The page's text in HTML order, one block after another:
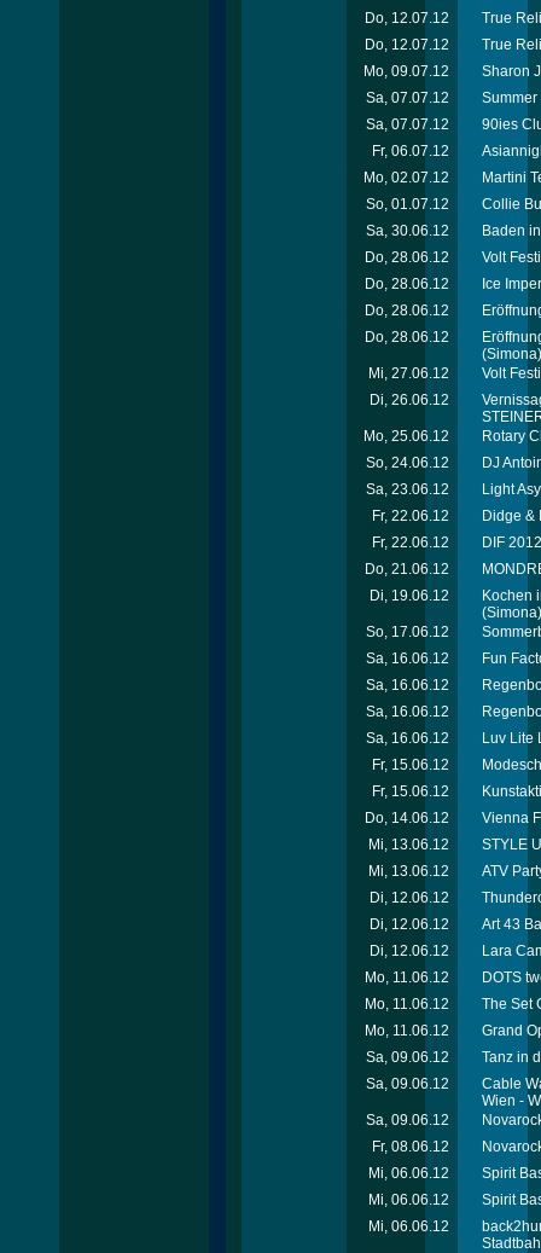
Do, 12.07.12
True
Do, 12.07.12
True
Mo, 09.07.12
Sharon
Sa, 07.07.12
Sa, 07.07.12
90ies
Fr, 06.07.12
Mo, 02.07.12
Martini
So, 01.07.12
Collie
Sa, 30.06.12
Baden
Do, 28.06.12
Volt
Do, 28.06.12
Ice
Do, 28.06.12
Do, 28.06.12
(Simona)
Mi, 27.06.12
Volt
Di, 26.06.12
Mo, 25.06.12
Rotary
So, 24.06.12
DJ
Sa, 23.06.12
Light
Fr, 22.06.12
Didge &
Fr, 22.06.12
DIF
Do, 21.06.12
Di, 19.06.12
Kochen
(Simona)
So, 17.06.12
Sa, 16.06.12
Fun
Sa, 16.06.12
Sa, 16.06.12
Sa, 16.06.12
Luv Lite
Fr, 15.06.12
Fr, 15.06.12
Do, 14.06.12
Vienna
Mi, 13.06.12
STYLE
Mi, 13.06.12
ATV
Di, 12.06.12
Di, 12.06.12
Art 43
Di, 12.06.12
Lara
Mo, 11.06.12
DOTS
Mo, 11.06.12
The Set
Mo, 11.06.12
Grand
Sa, 09.06.12
Tanz in
Sa, 09.06.12
Cable
Wien -
Sa, 09.06.12
Fr, 08.06.12
Mi, 06.06.12
Spirit
Mi, 06.06.12
Spirit
Mi, 06.06.12